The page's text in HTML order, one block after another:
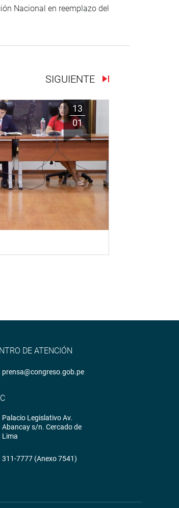
Nacional en reemplazo del
SIGUIENTE
13
01
DE ATENCIÓN
prensa@congreso.gob.pe
Palacio Legislativo Av.
Abancay s/n. Cercado de
Lima
311-7777 (Anexo 7541)